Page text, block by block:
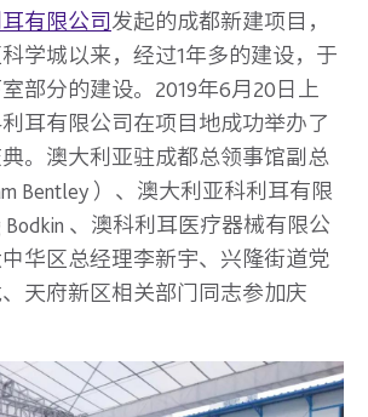
有限公司发起的成都新建项目，
学城以来，经过1年多的建设，于
部分的建设。2019年6月20日上
耳有限公司在项目地成功举办了
。澳大利亚驻成都总领事馆副总
Bentley ）、澳大利亚科利耳有限
Bodkin 、澳科利耳医疗器械有限公
华区总经理李新宇、兴隆街道党
天府新区相关部门同志参加庆